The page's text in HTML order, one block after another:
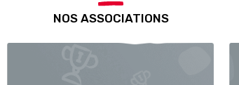
NOS ASSOCIATIONS